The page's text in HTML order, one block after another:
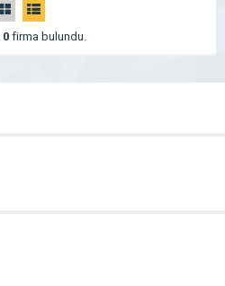
0firma bulundu.